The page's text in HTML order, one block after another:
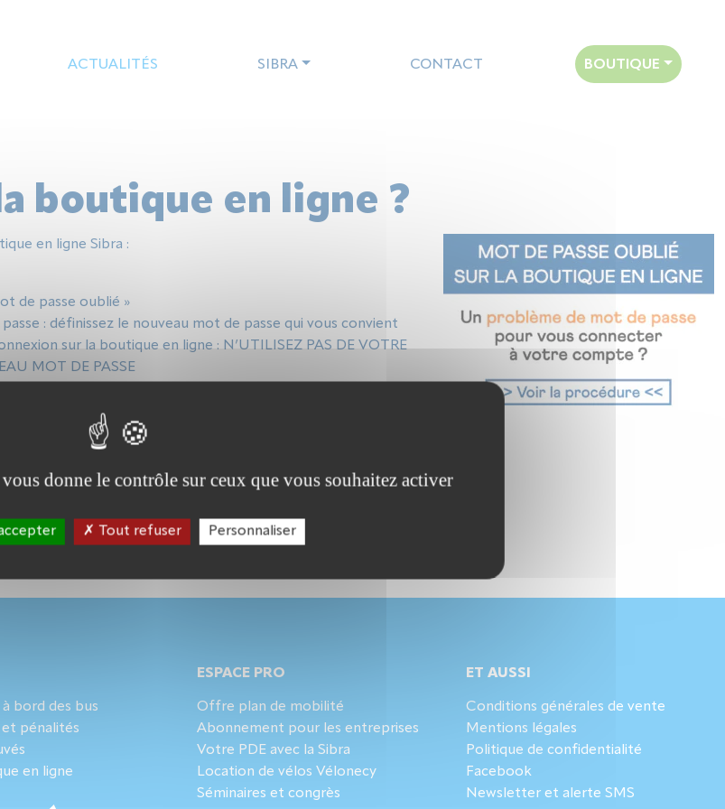
ACTUALITÉS SIBRA CONTACT BOUTIQUE
boutique en ligne ?
en ligne Sibra :
de passe oublié »
: définissez le nouveau mot de passe qui vous convient
sur la boutique en ligne : N’UTILISEZ PAS DE VOTRE
MOT DE PASSE
votre gestionnaire de mot de passe.
bord des bus
et pénalités
en ligne
ESPACE PRO
Offre plan de mobilité
Abonnement pour les entreprises
Votre PDE avec la Sibra
Location de vélos Vélonecy
Séminaires et congrès
ET AUSSI
Conditions générales de vente
Mentions légales
Politique de confidentialité
Facebook
Newsletter et alerte SMS
donne le contrôle sur ceux que vous souhaitez activer
Tout refuser Personnaliser